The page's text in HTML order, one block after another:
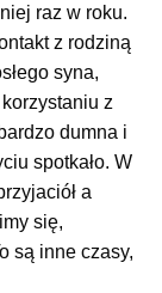
raz w roku.
z rodziną
syna,
z
dumna i
spotkało. W
a
się,
są inne czasy,